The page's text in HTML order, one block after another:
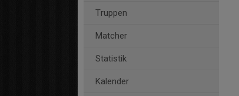
Truppen
Matcher
Statistik
Kalender